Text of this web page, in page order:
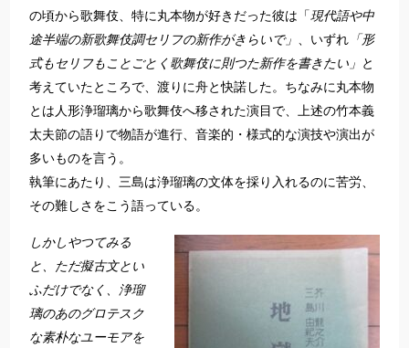
の頃から歌舞伎、特に丸本物が好きだった彼は「現代語や中
途半端の新歌舞伎調セリフの新作がきらいで」
、いずれ「形
式もセリフもことごとく歌舞伎に則つた新作を書きたい」 と
考えていたところで、渡りに舟と快諾した。ちなみに丸本物
とは人形浄瑠璃から歌舞伎へ移された演目で、上述の竹本義
太夫節の語りで物語が進行、音楽的・様式的な演技や演出が
多いものを言う。
執筆にあたり、三島は浄瑠璃の文体を採り入れるのに苦労、
その難しさをこう語っている。
しかしやつてみる
と、ただ擬古文とい
ふだけでなく、浄瑠
璃のあのグロテスク
な素朴なユーモアを